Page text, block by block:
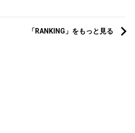
「RANKING」をもっと見る